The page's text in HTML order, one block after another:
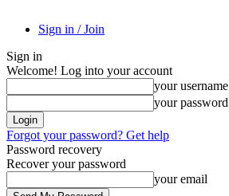
Sign in / Join
Sign in
Welcome! Log into your account
your username
your password
Forgot your password? Get help
Password recovery
Recover your password
your email